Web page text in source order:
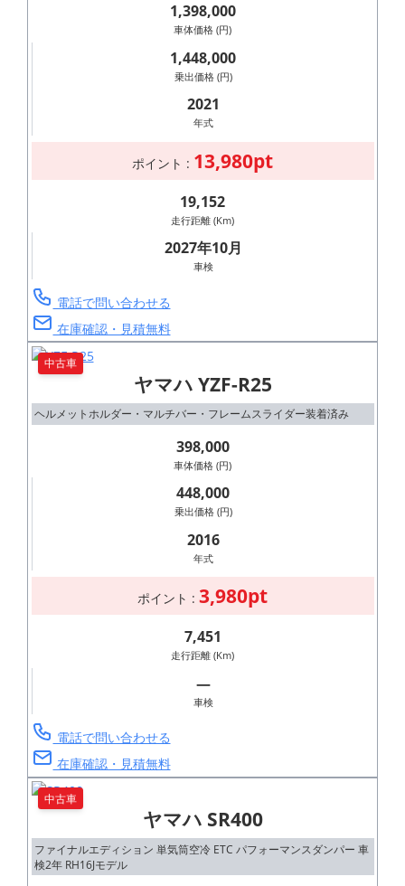
1,398,000
車体価格 (円)
1,448,000
乗出価格 (円)
2021
年式
ポイント : 13,980pt
19,152
走行距離 (Km)
2027年10月
車検
電話で問い合わせる
在庫確認・見積無料
中古車
ヤマハ YZF-R25
ヘルメットホルダー・マルチバー・フレームスライダー装着済み
398,000
車体価格 (円)
448,000
乗出価格 (円)
2016
年式
ポイント : 3,980pt
7,451
走行距離 (Km)
―
車検
電話で問い合わせる
在庫確認・見積無料
中古車
ヤマハ SR400
ファイナルエディション 単気筒空冷 ETC パフォーマンスダンパー 車
検2年 RH16Jモデル